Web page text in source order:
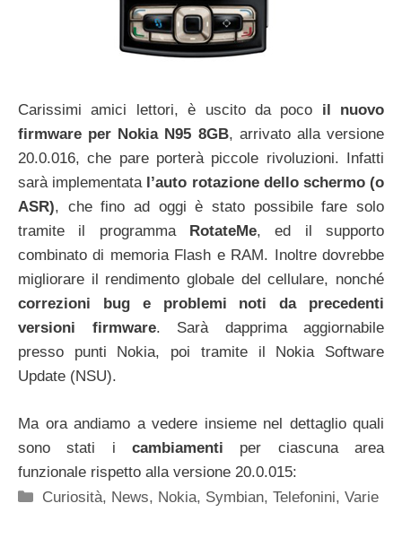
Carissimi amici lettori, è uscito da poco il nuovo
firmware per Nokia N95 8GB, arrivato alla versione
20.0.016, che pare porterà piccole rivoluzioni. Infatti
sarà implementata l’auto rotazione dello schermo (o
ASR), che fino ad oggi è stato possibile fare solo
tramite il programma
RotateMe, ed il supporto
combinato di memoria Flash e RAM. Inoltre dovrebbe
migliorare il rendimento globale del cellulare, nonché
correzioni bug e problemi noti da precedenti
versioni firmware. Sarà dapprima aggiornabile
presso punti Nokia, poi tramite il Nokia Software
Update (NSU).
Ma ora andiamo a vedere insieme nel dettaglio quali
sono stati i cambiamenti per ciascuna area
funzionale rispetto alla versione 20.0.015:
Categorie
Curiosità, News, Nokia, Symbian,Telefonini,Varie